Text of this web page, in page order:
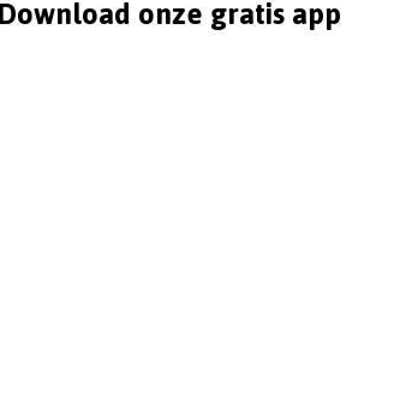
Download onze gratis app